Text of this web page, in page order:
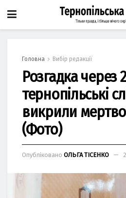
Головна Вибір редакції
Розгадка через
тернопільські
викрили
(Фото)
Опубліковано ОЛЬГА ТІСЕНКО